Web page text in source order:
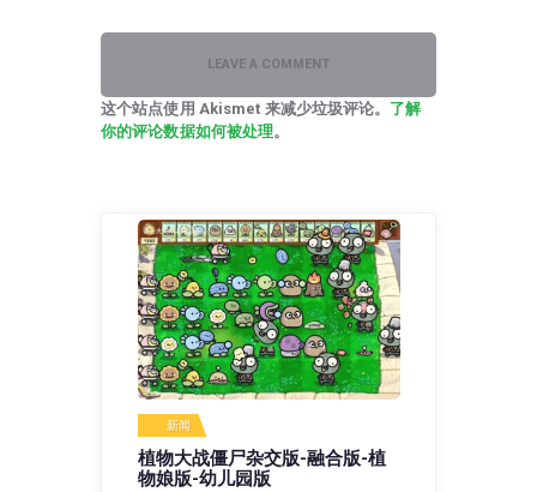
这个站点使用 Akismet 来减少垃圾评论。 了解
你的评论数据如何被处理。
新闻
植物大战僵尸杂交版-融合版-植
物娘版-幼儿园版